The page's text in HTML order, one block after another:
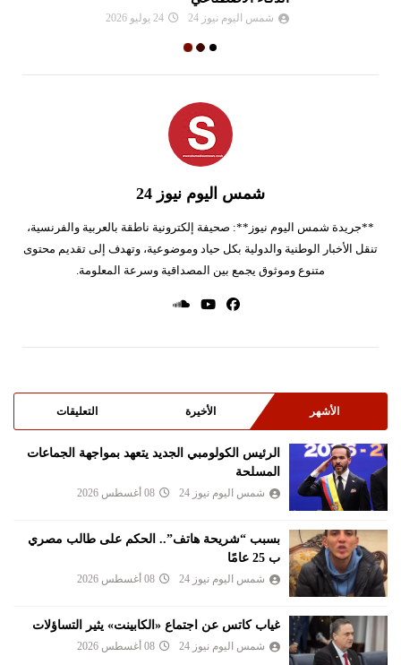
شمس اليوم نيوز 24 24 يوليو 2026
شمس اليوم نيوز 24
**جريدة شمس اليوم نيوز**: صحيفة إلكترونية ناطقة بالعربية والفرنسية،
تنقل الأخبار الوطنية والدولية بكل حياد وموضوعية، وتهدف إلى تقديم محتوى
متنوع وموثوق يجمع بين المصداقية وسرعة المعلومة.
الأشهر الأخيرة التعليقات
الرئيس الكولومبي الجديد يتعهد بمواجهة الجماعات
المسلحة
شمس اليوم نيوز 24 08 أغسطس 2026
بسبب “شريحة هاتف”.. الحكم على طالب مصري
ب 25 عامًا
شمس اليوم نيوز 24 08 أغسطس 2026
غياب كاتس عن اجتماع «الكابينت» يثير التساؤلات
شمس اليوم نيوز 24 08 أغسطس 2026